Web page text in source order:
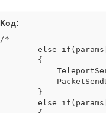
Код:
/*
else
{
}
else